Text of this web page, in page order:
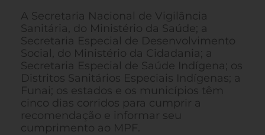
A Secretaria Nacional de Vigilância
Sanitária, do Ministério da Saúde; a
Secretaria Especial de Desenvolvimento
Social, do Ministério da Cidadania; a
Secretaria Especial de Saúde Indígena; os
Distritos Sanitários Especiais Indígenas; a
Funai; os estados e os municípios têm
cinco dias corridos para cumprir a
recomendação e informar seu
cumprimento ao MPF.